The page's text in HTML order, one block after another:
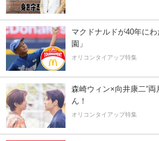
マクドナルドが40年に
園」
オリコンタイアップ特集
森崎ウィン×向井康二“両
ん！
オリコンタイアップ特集